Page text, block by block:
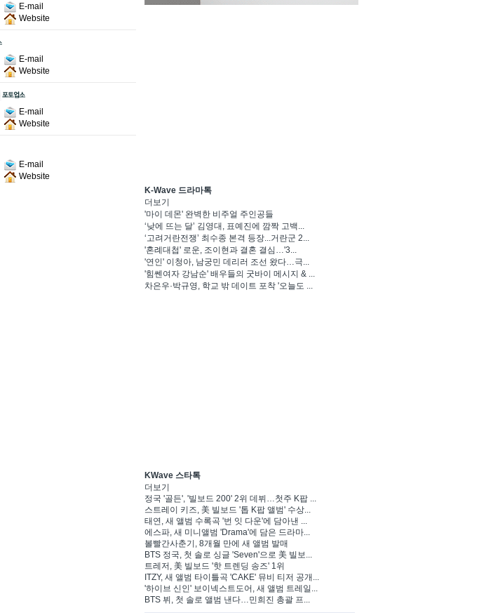
E-mail
Website
E-mail
Website
E-mail
Website
E-mail
Website
K-Wave 드라마톡
더보기
'마이 데몬' 완벽한 비주얼 주인공들
‘낮에 뜨는 달’ 김영대, 표예진에 깜짝 고백...
‘고려거란전쟁’ 최수종 본격 등장...거란군 2...
'혼례대첩' 로운, 조이현과 결혼 결심…'3...
'연인' 이청아, 남궁민 데리러 조선 왔다…극...
'힘쎈여자 강남순' 배우들의 굿바이 메시지 & ...
차은우·박규영, 학교 밖 데이트 포착 '오늘도 ...
KWave 스타톡
더보기
정국 '골든', '빌보드 200' 2위 데뷔…첫주 K팝 ...
스트레이 키즈, 美 빌보드 '톱 K팝 앨범' 수상...
태연, 새 앨범 수록곡 '번 잇 다운'에 담아낸 ...
에스파, 새 미니앨범 'Drama'에 담은 드라마...
볼빨간사춘기, 8개월 만에 새 앨범 발매
BTS 정국, 첫 솔로 싱글 'Seven'으로 美 빌보...
트레저, 美 빌보드 '핫 트렌딩 송즈' 1위
ITZY, 새 앨범 타이틀곡 'CAKE' 뮤비 티저 공개...
'하이브 신인' 보이넥스트도어, 새 앨범 트레일...
BTS 뷔, 첫 솔로 앨범 낸다…민희진 총괄 프...